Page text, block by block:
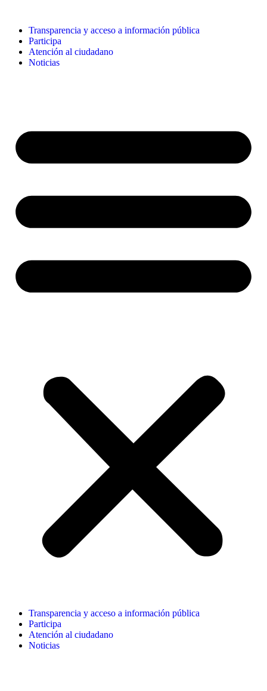
Transparencia y acceso a información pública
Participa
Atención al ciudadano
Noticias
Transparencia y acceso a información pública
Participa
Atención al ciudadano
Noticias